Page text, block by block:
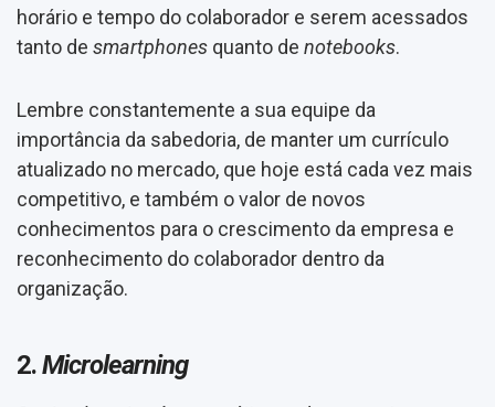
horário e tempo do colaborador e serem acessados
tanto de smartphones quanto de notebooks.
Lembre constantemente a sua equipe da
importância da sabedoria, de manter um currículo
atualizado no mercado, que hoje está cada vez mais
competitivo, e também o valor de novos
conhecimentos para o crescimento da empresa e
reconhecimento do colaborador dentro da
organização.
2.Microlearning